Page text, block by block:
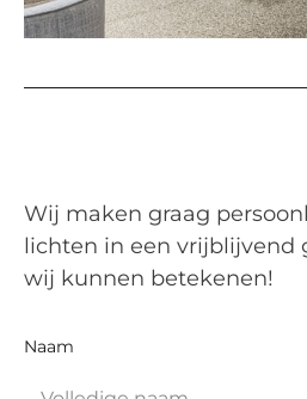
Wij maken graag
lichten in een vrijblijvend
wij kunnen betekenen!
Naam